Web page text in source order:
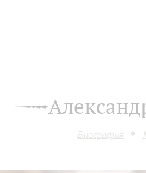
Биография